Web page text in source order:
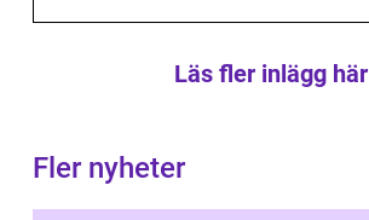
Läs fler inlägg här
Fler nyheter